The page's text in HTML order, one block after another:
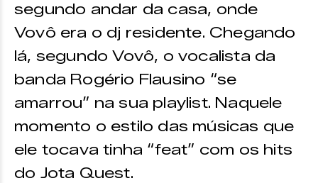
segundo andar da casa, onde
Vovô era o dj residente. Chegando
lá, segundo Vovô, o vocalista da
banda Rogério Flausino “se
amarrou” na sua playlist. Naquele
momento o estilo das músicas que
ele tocava tinha “feat” com os hits
do Jota Quest.